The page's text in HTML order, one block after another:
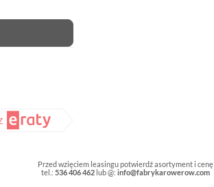
Przed wzięciem leasingu potwierdź asortyment i cenę
tel.: 536 406 462 lub @: info@fabrykarowerow.com